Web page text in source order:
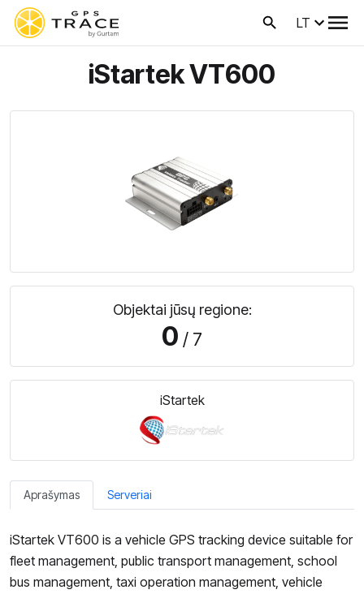
LT
iStartek VT600
Objektai jūsų regione:
0 / 7
iStartek
Aprašymas Serveriai
iStartek VT600 is a vehicle GPS tracking device suitable for
fleet management, public transport management, school
bus management, taxi operation management, vehicle